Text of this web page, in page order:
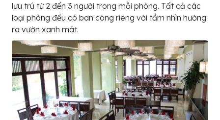
lưu trú từ 2 đến 3 người trong mỗi phòng. Tất cả các
loại phòng đều có ban công riêng với tầm nhìn hướng
ra vườn xanh mát.